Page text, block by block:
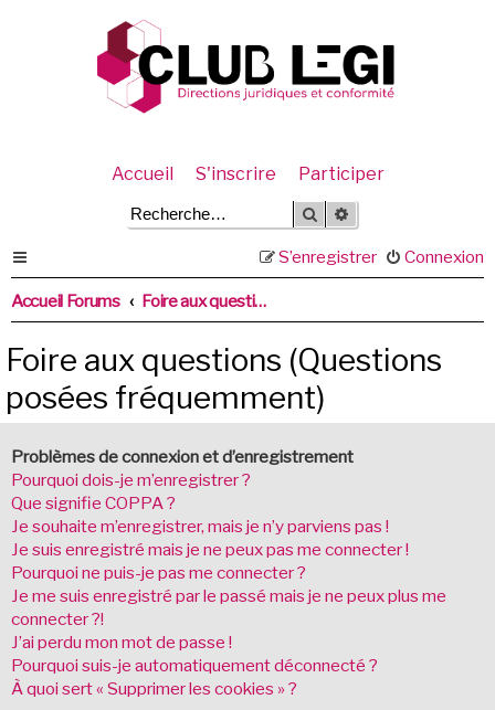
Accueil S'inscrire Participer
Rechercher
Connexion
S’enregistrer
Accueil Forums Foire aux questions (Questions posées fréquemment)
Foire aux questions (Questions
posées fréquemment)
Problèmes de connexion et d’enregistrement
Pourquoi dois-je m’enregistrer ?
Que signifie COPPA ?
Je souhaite m’enregistrer, mais je n’y parviens pas !
Je suis enregistré mais je ne peux pas me connecter !
Pourquoi ne puis-je pas me connecter ?
Je me suis enregistré par le passé mais je ne peux plus me
connecter ?!
J’ai perdu mon mot de passe !
Pourquoi suis-je automatiquement déconnecté ?
À quoi sert « Supprimer les cookies » ?